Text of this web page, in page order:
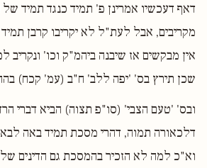
דאף דעכשיו אמרינן פ' תמיד כנגד תמיד של
מקריבים, אבל לעת"ל לא יקריבו קרבן
אין מבקשים אז שיבנה ביהמ"ק וכו' ונקריב
שכן תירץ בס' 'יפה ללב' ח"ב (עמ' קכח)
ובס' 'טעם הצבי' (סו"פ תצוה) הביא דברי
דלכאורה תמוה, דהרי מסכת תמיד באה
וא"כ למה לא הזכיר בהמסכת גם הדינים